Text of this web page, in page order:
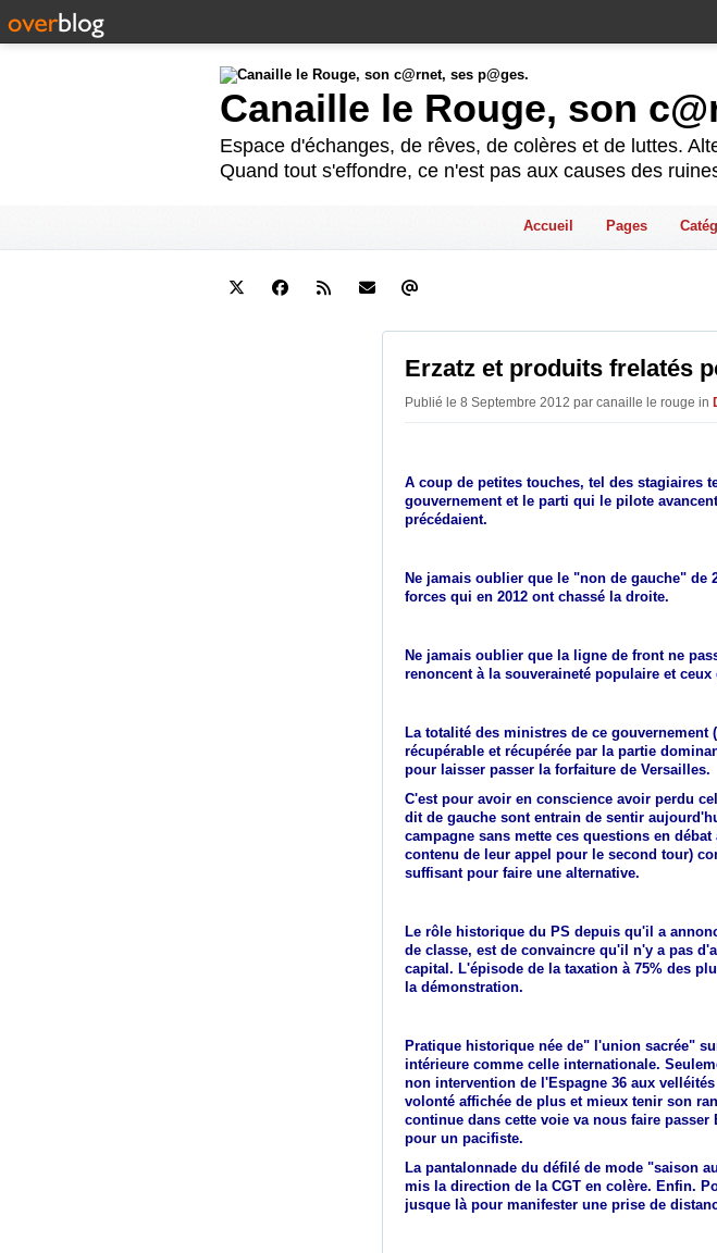
Canaille le Rouge, son
Espace d'échanges, de rêves, de colères et de luttes.
Quand tout s'effondre, ce n'est pas aux causes des
Accueil Pages
Erzatz et produits frelatés
Publié le 8 Septembre 2012 par canaille le rouge in
A coup de petites touches, tel des stagiaires
gouvernement et le parti qui le pilote
précédaient.
Ne jamais oublier que le "non de gauche" de
forces qui en 2012 ont chassé la droite.
Ne jamais oublier que la ligne de front ne
renoncent à la souveraineté populaire et
La totalité des ministres de ce
récupérable et récupérée par la partie
pour laisser passer la forfaiture de Versailles.
C'est pour avoir en conscience avoir perdu
dit de gauche sont entrain de sentir
campagne sans mette ces questions en
contenu de leur appel pour le second tour)
suffisant pour faire une alternative.
Le rôle historique du PS depuis qu'il a
de classe, est de convaincre qu'il n'y a pas
capital. L'épisode de la taxation à 75% des
la démonstration.
Pratique historique née de" l'union sacrée"
intérieure comme celle internationale.
non intervention de l'Espagne 36 aux
volonté affichée de plus et mieux tenir son
continue dans cette voie va nous faire
pour un pacifiste.
La pantalonnade du défilé de mode "saison
mis la direction de la CGT en colère. Enfin.
jusque là pour manifester une prise de